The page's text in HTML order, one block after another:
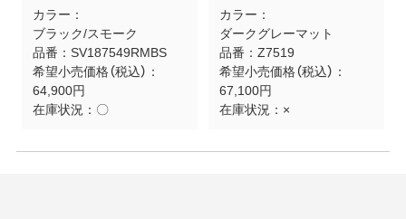
カラー：
ブラック/スモーク
品番： SV187549RMBS
希望小売価格（税込）：
64,900円
在庫状況： 〇
カラー：
ダークグレーマット
品番： Z7519
希望小売価格（税込）：
67,100円
在庫状況： ×